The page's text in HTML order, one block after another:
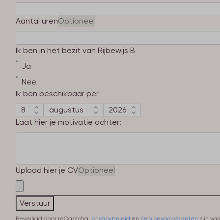
Aantal urenOptioneel
Ik ben in het bezit van Rijbewijs B
Ja
Nee
Ik ben beschikbaar per
Laat hier je motivatie achter:
Upload hier je CVOptioneel
Verstuur
Beveiligd door reCaptcha, privacybeleid en servicevoorwaarden zijn